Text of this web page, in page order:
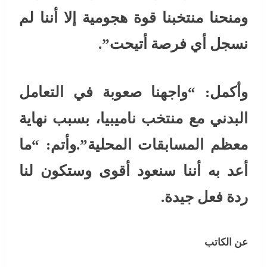
ومنحنا منتخبنا قوة هجومية إلا أننا لم
نسجل أي فرصة أتيحت”.
وأكمل: “واجهنا صعوبة في التعامل
البدني مع منتخب ناميبيا، بسبب نهاية
معظم المسابقات المحلية”.وأتم: “ما
أعد به أننا سنعود أقوى وستكون لنا
ردة فعل جيدة.
عن الكاتب